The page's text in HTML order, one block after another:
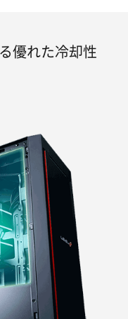
優れた冷却性